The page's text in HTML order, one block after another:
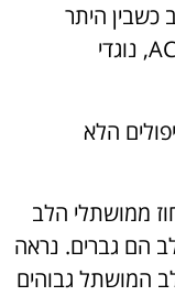
כשבין היתר
מדובר בחוסמי קולטני בטא, מעכבי ACE, נוגדי
הלא
ממושתלי הלב
הם גברים. נראה
המושתל גבוהים